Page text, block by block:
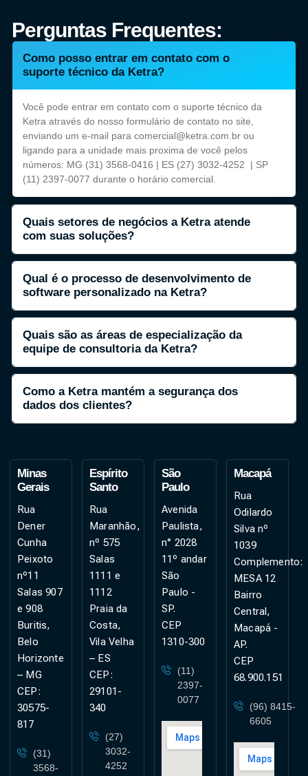
Perguntas Frequentes:
Como posso entrar em contato com o
suporte técnico da Ketra?
Você pode entrar em contato com o suporte técnico da
Ketra através do nosso formulário de contato no site,
enviando um e-mail para comercial@ketra.com.br ou
ligando para a unidade mais proxima de você pelos
números: MG (31) 3568-0416 | ES (27) 3032-4252 | SP
(11) 2397-0077 durante o horário comercial.
Quais setores de negócios a Ketra atende
com suas soluções?
Qual é o processo de desenvolvimento de
software personalizado na Ketra?
Quais são as áreas de especialização da
equipe de consultoria da Ketra?
Como a Ketra mantém a segurança dos
dados dos clientes?
Minas
Gerais
Rua
Dener
Cunha
Peixoto
nº11
Salas 907
e 908
Buritis,
Belo
Horizonte
– MG
CEP:
30575-
817
(31)
3568-
Espírito
Santo
Rua
Maranhão,
nº 575
Salas
1111 e
1112
Praia da
Costa,
Vila Velha
– ES
CEP:
29101-
340
(27)
3032-
4252
São
Paulo
Avenida
Paulista,
n° 2028
11º andar
São
Paulo -
SP.
CEP
1310-300
(11)
2397-
0077
Macapá
Rua
Odilardo
Silva nº
1039
Complemento:
MESA 12
Bairro
Central,
Macapá -
AP.
CEP
68.900.151
(96) 8415-
6605